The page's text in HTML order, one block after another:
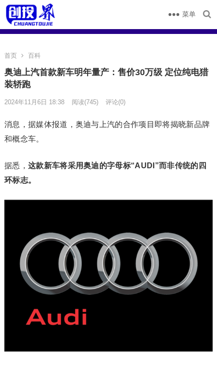
菜单
首页 百科
奥迪上汽首款新车明年量产：售价30万级 定位纯电猎
装轿跑
2024年11月6日 18:38 阅读(745) 评论(0)
消息，据媒体报道，奥迪与上汽的合作项目即将揭晓新品牌
和概念车。
据悉， 这款新车将采用奥迪的字母标“AUDI”而非传统的四
环标志。